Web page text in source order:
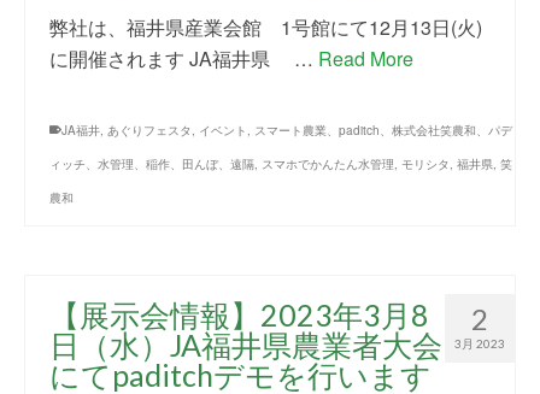
弊社は、福井県産業会館 1号館にて12月13日(火)
に開催されます JA福井県 … Read More
JA福井, あぐりフェスタ , イベント , スマート農業、paditch、株式会社笑農和、パデ
ィッチ、水管理、稲作、田んぼ、遠隔, スマホでかんたん水管理, モリシタ , 福井県, 笑
農和
2
3月 2023
【展示会情報】2023年3月8
日（水）JA福井県農業者大会
にてpaditchデモを行います